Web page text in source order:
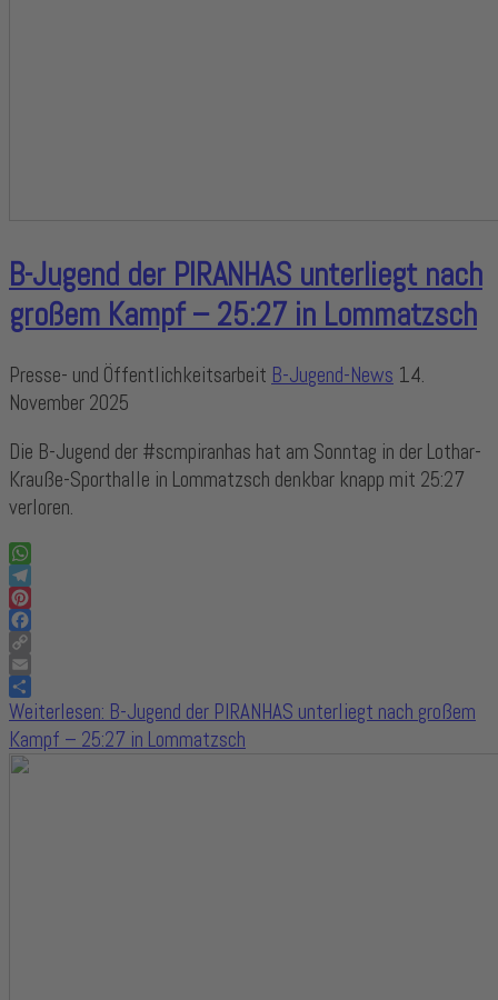
B-Jugend der PIRANHAS unterliegt nach
großem Kampf – 25:27 in Lommatzsch
Presse- und Öffentlichkeitsarbeit B-Jugend-News 14.
November 2025
Die B-Jugend der #scmpiranhas hat am Sonntag in der Lothar-
Krauße-Sporthalle in Lommatzsch denkbar knapp mit 25:27
verloren.
WhatsApp
Telegram
Pinterest
Facebook
Copy
Link
Email
Share
Weiterlesen: B-Jugend der PIRANHAS unterliegt nach großem
Kampf – 25:27 in Lommatzsch